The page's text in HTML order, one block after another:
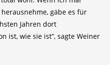
gäbe es für
Jahren dort
ist, wie sie ist“, sagte Weiner